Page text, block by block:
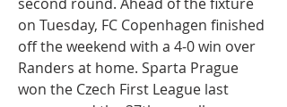
on Tuesday, FC Copenhagen finished
off the weekend with a 4-0 win over
Randers at home. Sparta Prague
won the Czech First League last